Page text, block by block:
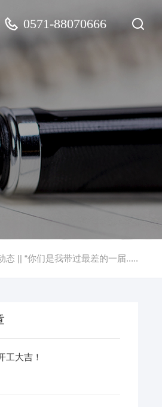
0571-88070666
态 || “你们是我带过最差的一届.....
工大吉！